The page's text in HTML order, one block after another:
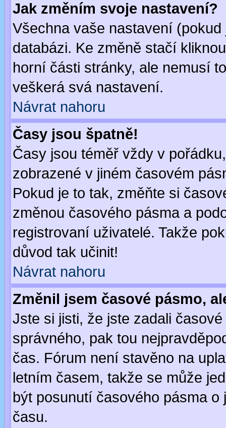
Jak změním svoje nastavení?
Všechna vaše nastavení
databázi. Ke změně stačí
horní části stránky, ale nemusí
veškerá svá nastavení.
Návrat nahoru
Časy jsou špatně!
Časy jsou téměř vždy v
zobrazené v jiném časovém
Pokud je to tak, změňte si
změnou časového pásma a
registrovaní uživatelé. Takže
důvod tak učinit!
Návrat nahoru
Změnil jsem časové pásmo,
Jste si jisti, že jste zadali
správného, pak tou
čas. Fórum není stavěno na
letním časem, takže se může
být posunutí časového pásma
času.